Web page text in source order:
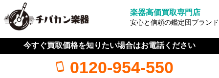
楽器高価買取専門店
安心と信頼の鑑定団ブランド
今すぐ買取価格を知りたい場合はお電話ください
0120-954-550